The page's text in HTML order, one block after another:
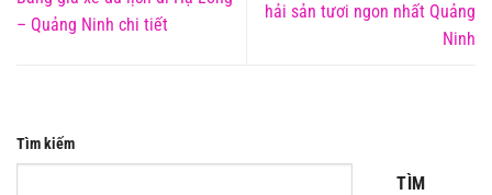
– Quảng Ninh chi tiết
hải sản tươi ngon nhất Quảng
Ninh
Tìm kiếm
TÌM